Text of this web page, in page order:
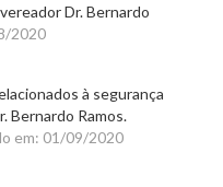
Dr. Bernardo
2020
à segurança
Bernardo Ramos.
em: 01/09/2020